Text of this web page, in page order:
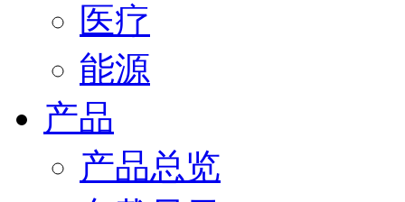
医疗
能源
产品
产品总览